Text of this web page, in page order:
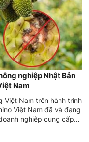
nghiệp Nhật Bản
Nam
Việt Nam trên hành trình
Việt Nam đã và đang
nghiệp cung cấp
nông nghiệp ...